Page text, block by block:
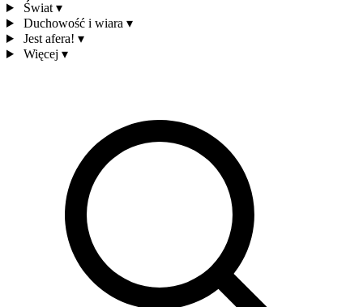
Świat ▾
Duchowość i wiara ▾
Jest afera! ▾
Więcej ▾